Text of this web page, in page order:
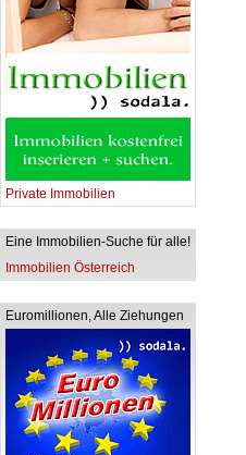
Private Immobilien
Eine Immobilien-Suche für alle!
Immobilien Österreich
Euromillionen, Alle Ziehungen